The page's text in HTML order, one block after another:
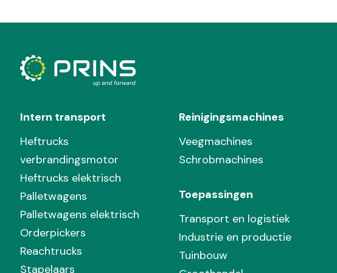
Intern transport
Heftrucks
verbrandingsmotor
Heftrucks elektrisch
Palletwagens
Palletwagens elektrisch
Orderpickers
Reachtrucks
Stapelaars
Reinigingsmachines
Veegmachines
Schrobmachines
Toepassingen
Transport en logistiek
Industrie en productie
Tuinbouw